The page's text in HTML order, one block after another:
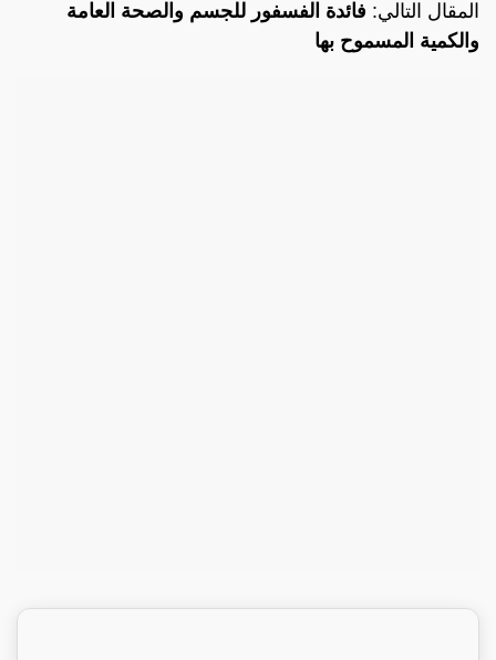
المقال التالي: فائدة الفسفور للجسم والصحة العامة
والكمية المسموح بها